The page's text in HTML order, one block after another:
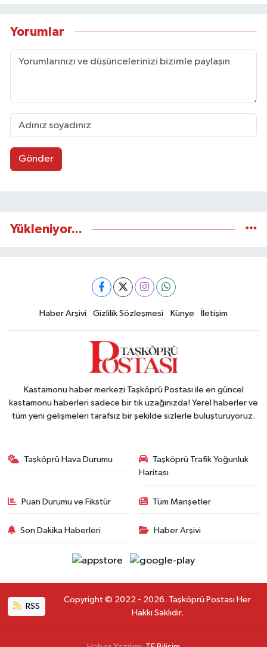
Yorumlar
Gönder
Yükleniyor...
Haber Arşivi Gizlilik Sözleşmesi Künye İletişim
Kastamonu haber merkezi Taşköprü Postası ile en güncel
kastamonu haberleri sadece bir tık uzağınızda! Yerel haberler ve
tüm yeni gelişmeleri tarafsız bir şekilde sizlerle buluşturuyoruz.
Taşköprü Hava Durumu
Taşköprü Trafik Yoğunluk
Haritası
Puan Durumu ve Fikstür Tüm Manşetler
Son Dakika Haberleri Haber Arşivi
RSS
Copyright © 2022 - 2026. Taşköprü Postası Her
Hakkı Saklıdır.